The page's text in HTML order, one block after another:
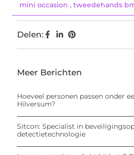
mini occasion , tweedehands
Delen:
Meer Berichten
Hoeveel personen passen onder
Hilversum?
Sitcon: Specialist in
detectietechnologie